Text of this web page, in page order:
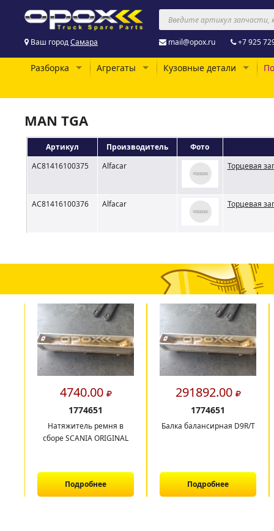
Ваш городСамара mail@opox.ru +7 925
Разборка Агрегаты Кузовные детали
MAN TGA
Артикул Производитель
Фото
AC81416100375
Alfacar Торцевая
AC81416100376 Alfacar Торцевая
4740.00
1774651
Натяжитель ремня в
сборе SCANIA ORIGINAL
Подробнее
291892.00
1774651
Балка балансирная D9R/T
Подробнее